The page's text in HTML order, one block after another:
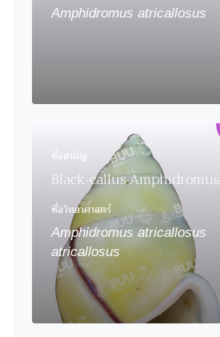
Amphidromus atricallosus
ชื่อสามัญ
Black-callus Amphidromus
ชื่อวิทยาศาสตร์
Amphidromus atricallosus
atricallosus